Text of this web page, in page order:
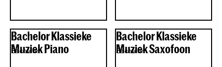
Bachelor Klassieke
Muziek Piano
Bachelor
Bachelor Klassieke
Muziek Saxofoon
Bachelor